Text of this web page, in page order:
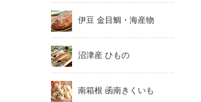
伊豆 金目鯛・海産物
沼津産 ひもの
南箱根 函南きくいも